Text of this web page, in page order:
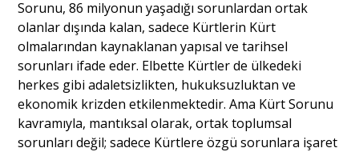
Sorunu, 86 milyonun yaşadığı sorunlardan ortak
olanlar dışında kalan, sadece Kürtlerin Kürt
olmalarından kaynaklanan yapısal ve tarihsel
sorunları ifade eder. Elbette Kürtler de ülkedeki
herkes gibi adaletsizlikten, hukuksuzluktan ve
ekonomik krizden etkilenmektedir. Ama Kürt Sorunu
kavramıyla, mantıksal olarak, ortak toplumsal
sorunları değil; sadece Kürtlere özgü sorunlara işaret